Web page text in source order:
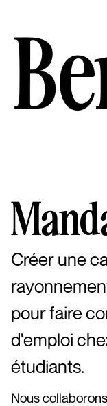
Créer une
pour faire
d'emploi
étudiants.
Nous